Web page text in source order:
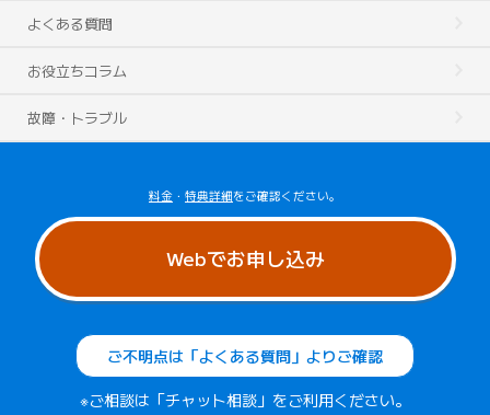
よくある質問
お役立ちコラム
故障・トラブル
料金 ・ 特典詳細をご確認ください。
Webでお申し込み
ご不明点は「よくある質問」よりご確認
※ご相談は「チャット相談」をご利用ください。